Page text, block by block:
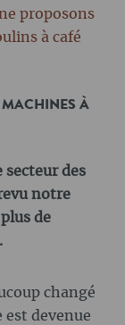
proposons
à café
À
secteur des
notre
de
changé
est devenue